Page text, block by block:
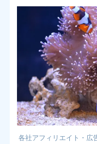
各社アフィリエイト・広